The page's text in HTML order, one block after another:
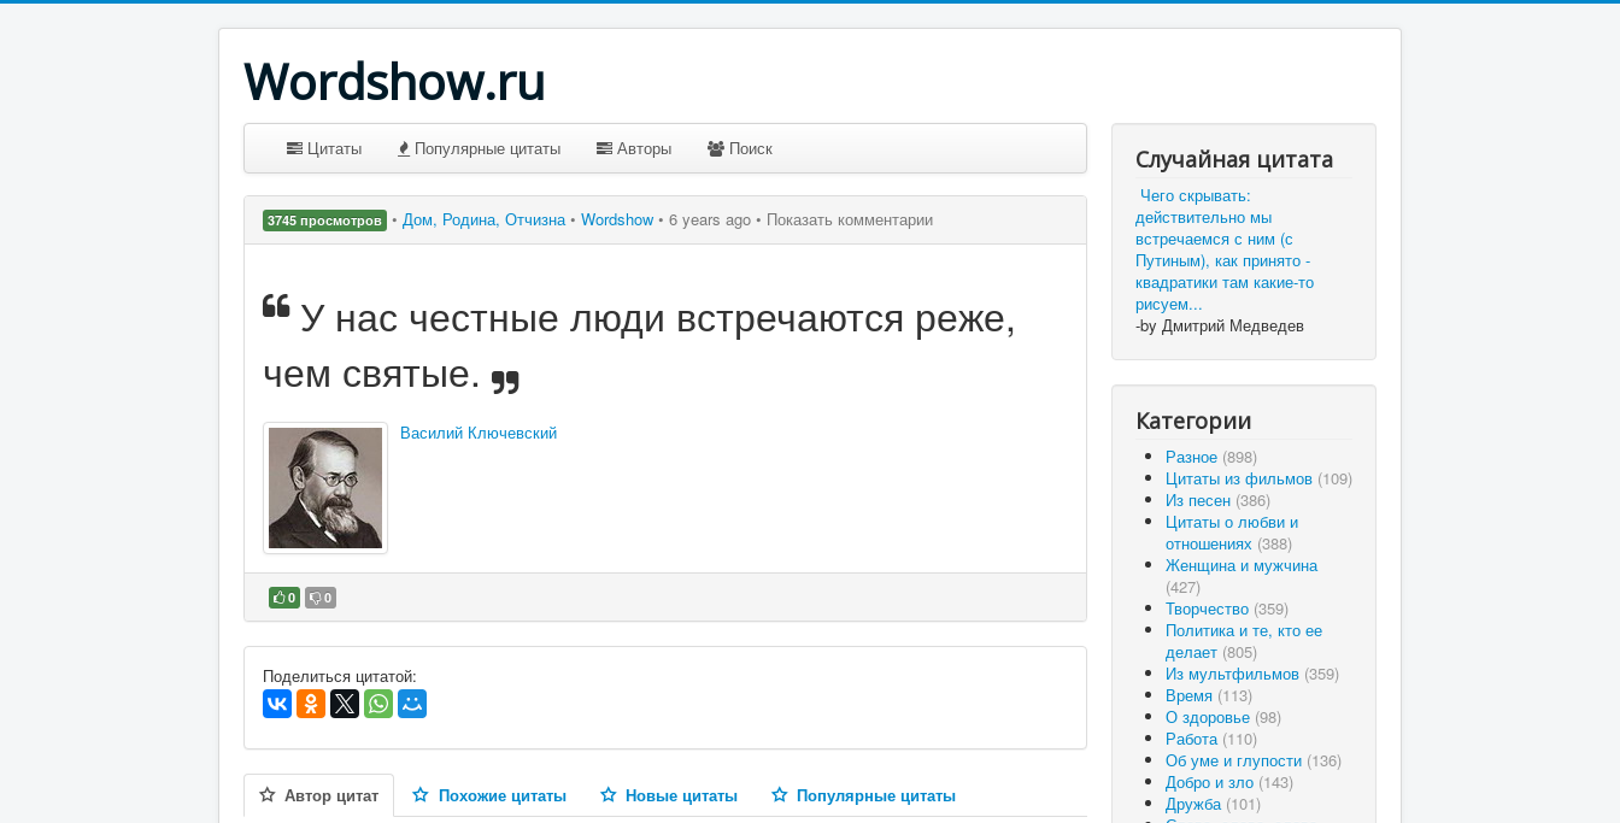
Wordshow.ru
Цитаты Популярные цитаты Авторы Поиск
3745 просмотров • Дом, Родина, Отчизна• Wordshow • 6 years ago • Показать комментарии
У нас честные люди встречаются реже,
чем святые.
Василий Ключевский
0 0
В избранное
Поделиться цитатой:
Автор цитат Похожие цитаты Новые цитаты Популярные цитаты
Случайная цитата
Чего скрывать:
действительно мы
встречаемся с ним (с
Путиным), как принято -
квадратики там какие-то
рисуем...
-by Дмитрий Медведев
Категории
Разное (898)
Цитаты из фильмов (109)
Из песен (386)
Цитаты о любви и
отношениях (388)
Женщина и мужчина
(427)
Творчество (359)
Политика и те, кто ее
делает (805)
Из мультфильмов (359)
Время (113)
О здоровье (98)
Работа (110)
Об уме и глупости (136)
Добро и зло (143)
Дружба (101)